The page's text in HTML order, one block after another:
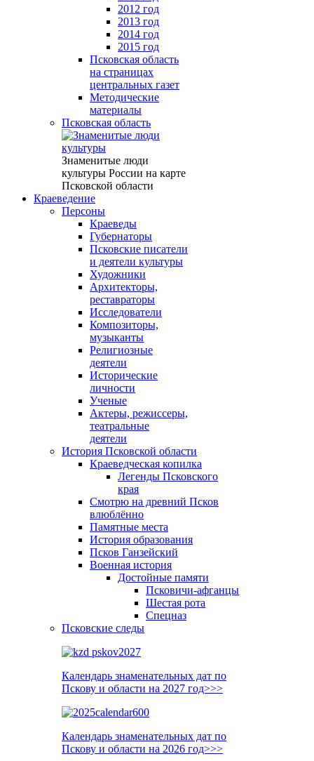
2012 год
2013 год
2014 год
2015 год
Псковская область
на страницах
центральных газет
Методические
материалы
Псковская область
Знаменитые люди
культуры России на карте
Псковской области
Краеведение
Персоны
Краеведы
Губернаторы
Псковские писатели
и деятели культуры
Художники
Архитекторы,
реставраторы
Исследователи
Композиторы,
музыканты
Религиозные
деятели
Исторические
личности
Ученые
Актеры, режиссеры,
театральные
деятели
История Псковской области
Краеведческая копилка
Легенды Псковского
края
Смотрю на древний Псков
влюблённо
Памятные места
История образования
Псков Ганзейский
Военная история
Достойные памяти
Псковичи-афганцы
Шестая рота
Спецназ
Псковские следы
Календарь знаменательных дат по
Пскову и области на 2027 год>>>
Календарь знаменательных дат по
Пскову и области на 2026 год>>>